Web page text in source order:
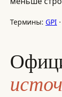
Термины: GPI ·